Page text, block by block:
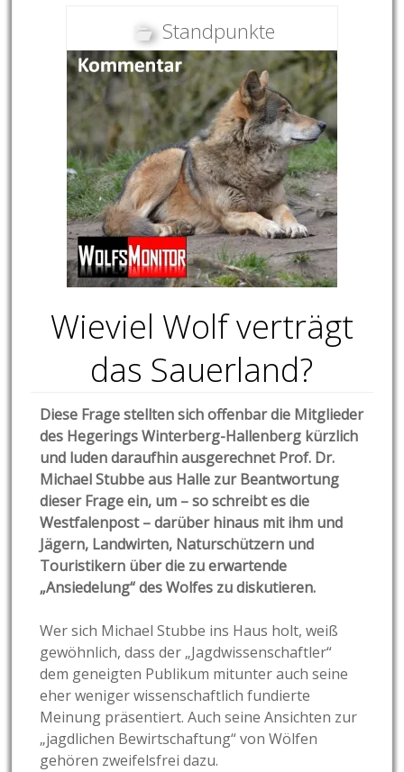
Standpunkte
Wieviel Wolf verträgt
das Sauerland?
Diese Frage stellten sich offenbar die Mitglieder
des Hegerings Winterberg-Hallenberg kürzlich
und luden daraufhin ausgerechnet Prof. Dr.
Michael Stubbe aus Halle zur Beantwortung
dieser Frage ein, um – so schreibt es die
Westfalenpost – darüber hinaus mit ihm und
Jägern, Landwirten, Naturschützern und
Touristikern über die zu erwartende
„Ansiedelung“ des Wolfes zu diskutieren.
Wer sich Michael Stubbe ins Haus holt, weiß
gewöhnlich, dass der „Jagdwissenschaftler“
dem geneigten Publikum mitunter auch seine
eher weniger wissenschaftlich fundierte
Meinung präsentiert. Auch seine Ansichten zur
„jagdlichen Bewirtschaftung“ von Wölfen
gehören zweifelsfrei dazu.